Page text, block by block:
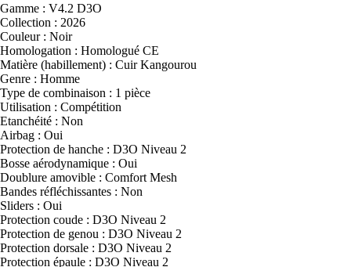
Gamme : V4.2 D3O
Collection : 2026
Couleur : Noir
Homologation : Homologué CE
Matière (habillement) : Cuir Kangourou
Genre : Homme
Type de combinaison : 1 pièce
Utilisation : Compétition
Etanchéité : Non
Airbag : Oui
Protection de hanche : D3O Niveau 2
Bosse aérodynamique : Oui
Doublure amovible : Comfort Mesh
Bandes réfléchissantes : Non
Sliders : Oui
Protection coude : D3O Niveau 2
Protection de genou : D3O Niveau 2
Protection dorsale : D3O Niveau 2
Protection épaule : D3O Niveau 2